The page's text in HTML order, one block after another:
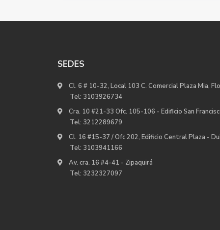
SEDES
Cl. 6 # 10-32, Local 103 C. Comercial Plaza Mia,
Tel: 3103926734
Cra. 10 #21-33 Ofc. 105-106 - Edificio San
Tel: 3212289679
Cl. 16 #15-37 / Ofc 202, Edificio Central Plaza -
Tel: 3103941166
Av. cra. 16 #4-41 - Zipaquirá
Tel: 3232327097